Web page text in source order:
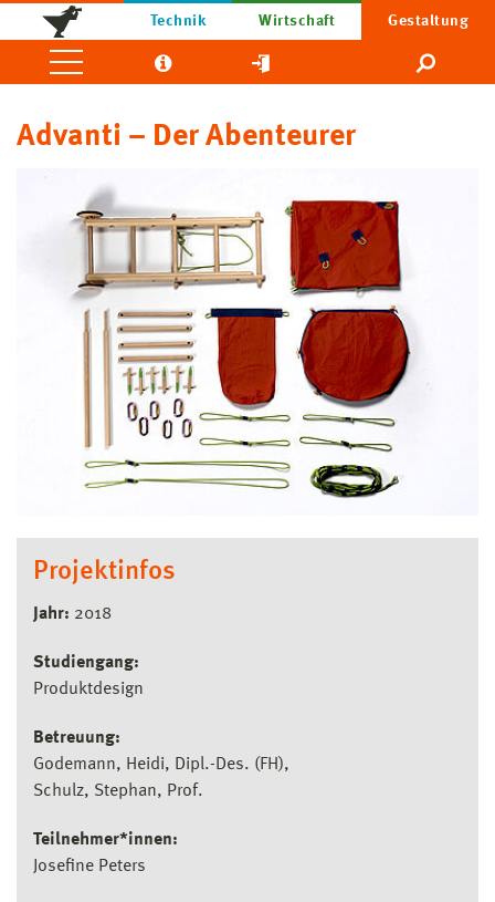
Technik Wirtschaft Gestaltung
Advanti – Der Abenteurer
Projektinfos
Jahr: 2018
Studiengang:
Produktdesign
Betreuung:
Godemann, Heidi, Dipl.-Des. (FH)
Schulz, Stephan, Prof.
Teilnehmer*innen:
Josefine Peters